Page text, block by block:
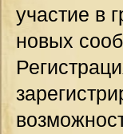
участие в
новых